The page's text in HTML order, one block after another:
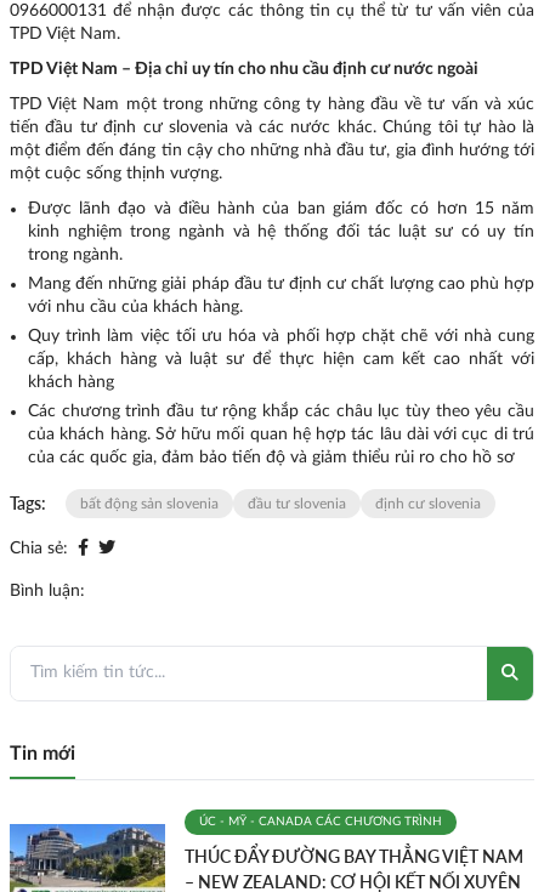
0966000131 để nhận được các thông tin cụ thể từ tư vấn viên của
TPD Việt Nam.
TPD Việt Nam – Địa chỉ uy tín cho nhu cầu định cư nước ngoài
TPD Việt Nam một trong những công ty hàng đầu về tư vấn và xúc
tiến đầu tư định cư slovenia và các nước khác. Chúng tôi tự hào là
một điểm đến đáng tin cậy cho những nhà đầu tư, gia đình hướng tới
một cuộc sống thịnh vượng.
Được lãnh đạo và điều hành của ban giám đốc có hơn 15 năm
kinh nghiệm trong ngành và hệ thống đối tác luật sư có uy tín
trong ngành.
Mang đến những giải pháp đầu tư định cư chất lượng cao phù hợp
với nhu cầu của khách hàng.
Quy trình làm việc tối ưu hóa và phối hợp chặt chẽ với nhà cung
cấp, khách hàng và luật sư để thực hiện cam kết cao nhất với
khách hàng
Các chương trình đầu tư rộng khắp các châu lục tùy theo yêu cầu
của khách hàng. Sở hữu mối quan hệ hợp tác lâu dài với cục di trú
của các quốc gia, đảm bảo tiến độ và giảm thiểu rủi ro cho hồ sơ
Tags: bất động sản slovenia đầu tư slovenia định cư slovenia
Chia sẻ:
Bình luận:
Tin mới
ÚC - MỸ - CANADA CÁC CHƯƠNG TRÌNH
THÚC ĐẨY ĐƯỜNG BAY THẲNG VIỆT NAM
– NEW ZEALAND: CƠ HỘI KẾT NỐI XUYÊN